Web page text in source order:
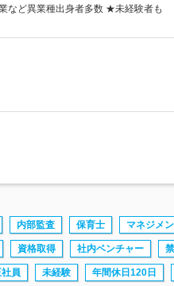
など異業種出身者多数 ★未経験者も
内部監査 保育士 マネジメ
資格取得 社内ベンチャー
員 未経験 年間休日120日